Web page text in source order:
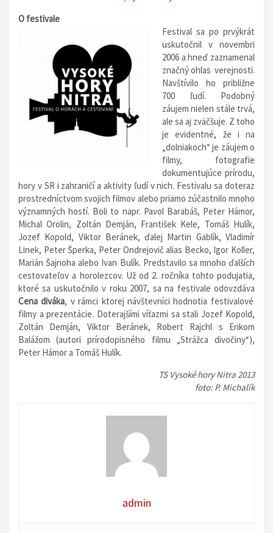
O festivale
Festival sa po prvýkrát
uskutočnil v novembri
2006 a hneď zaznamenal
značný ohlas verejnosti.
Navštívilo ho približne
700 ľudí. Podobný
záujem nielen stále trvá,
ale sa aj zväčšuje. Z toho
je evidentné, že i na
„dolniakoch“ je záujem o
filmy, fotografie
dokumentujúce prírodu,
hory v SR i zahraničí a aktivity ľudí v nich. Festivalu sa doteraz
prostredníctvom svojich filmov alebo priamo zúčastnilo mnoho
významných hostí. Boli to napr. Pavol Barabáš, Peter Hámor,
Michal Orolin, Zoltán Demján, František Kele, Tomáš Hulík,
Jozef Kopold, Viktor Beránek, ďalej Martin Gablík, Vladimír
Linek, Peter Šperka, Peter Ondrejovič alias Becko, Igor Koller,
Marián Šajnoha alebo Ivan Bulík. Predstavilo sa mnoho ďalších
cestovateľov a horolezcov. Už od 2. ročníka tohto podujatia,
ktoré sa uskutočnilo v roku 2007, sa na festivale odovzdáva
Cena diváka, v rámci ktorej návštevníci hodnotia festivalové
filmy a prezentácie. Doterajšími víťazmi sa stali Jozef Kopold,
Zoltán Demján, Viktor Beránek, Robert Rajchl s Erikom
Balážom (autori prírodopisného filmu „Strážca divočiny“),
Peter Hámor a Tomáš Hulík.
TS Vysoké hory Nitra 2013
foto: P. Michalík
admin